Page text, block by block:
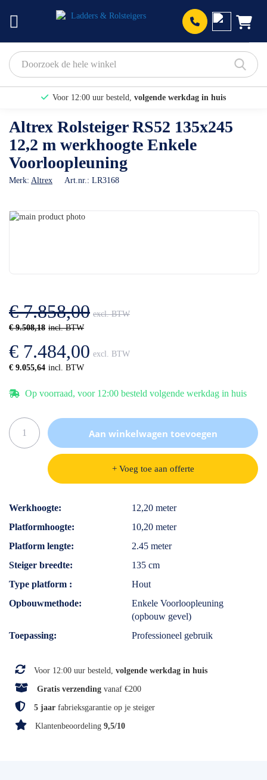
Voor 12:00 uur besteld, volgende werkdag in huis
Bekijk hier onze Actiepagina
Binnen 1 dag een gratis offerte
Altrex Rolsteiger RS52 135x245
12,2 m werkhoogte Enkele
Voorloopleuning
Merk: Altrex Art.nr.: LR3168
Ga
gallerij
€ 9.508,18
€ 7.858,00
€ 9.055,64
€ 7.484,00
Op voorraad, voor 12:00 besteld volgende werkdag in huis
Aan winkelwagen toevoegen
+ Voeg toe aan offerte
Specificaties
Werkhoogte
12,20 meter
Platformhoogte
10,20 meter
Platform lengte
2.45 meter
Steiger breedte
135 cm
Type platform
Hout
Opbouwmethode
Enkele Voorloopleuning
(opbouw gevel)
Toepassing
Professioneel gebruik
Voor 12:00 uur besteld, volgende werkdag in huis
Gratis verzending vanaf €200
5 jaar fabrieksgarantie op je steiger
Klantenbeoordeling 9,5/10